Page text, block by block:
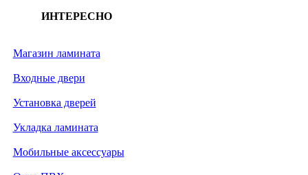
ИНТЕРЕСНО
Магазин ламината
Входные двери
Установка дверей
Укладка ламината
Мобильные аксессуары